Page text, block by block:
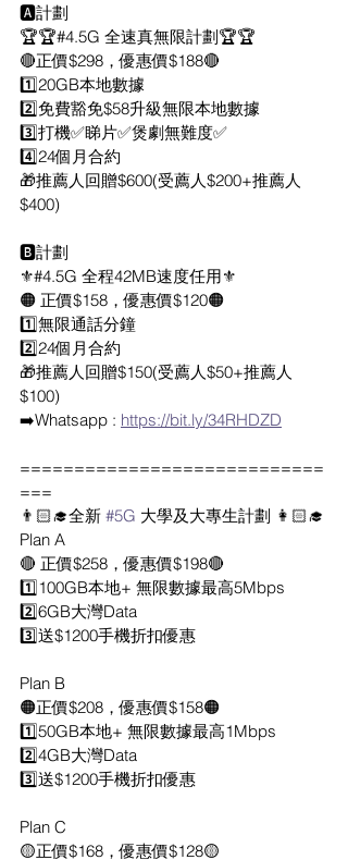
🅰️計劃
🏆🏆#4.5G 全速真無限計劃🏆🏆
🔴正價$298，優惠價$188🔴
1️⃣20GB本地數據
2️⃣免費豁免$58升級無限本地數據
3️⃣打機✅睇片✅煲劇無難度✅
4️⃣24個月合約
🎁推薦人回贈$600(受薦人$200+推薦人
$400)
🅱️計劃
⚜️#4.5G 全程42MB速度任用⚜️
🟠 正價$158，優惠價$120🟠
1️⃣無限通話分鐘
2️⃣24個月合約
🎁推薦人回贈$150(受薦人$50+推薦人
$100)
➡️Whatsapp : https://bit.ly/34RHDZD
============================
===
👨🏻‍🎓全新 #5G 大學及大專生計劃 👩🏻‍🎓
Plan A
🔴 正價$258，優惠價$198🔴
1️⃣100GB本地+ 無限數據最高5Mbps
2️⃣6GB大灣Data
3️⃣送$1200手機折扣優惠
Plan B
🟠正價$208，優惠價$158🟠
1️⃣50GB本地+ 無限數據最高1Mbps
2️⃣4GB大灣Data
3️⃣送$1200手機折扣優惠
Plan C
🟡正價$168，優惠價$128🟡